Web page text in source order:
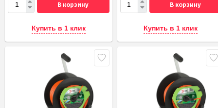
В корзину
Купить в 1 клик
В корзину
Купить в 1 клик